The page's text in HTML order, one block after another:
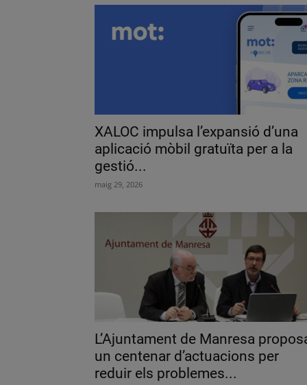
XALOC impulsa l’expansió d’una
aplicació mòbil gratuïta per a la
gestió...
maig 29, 2026
L’Ajuntament de Manresa
un centenar d’actuacions per
reduir els problemes...